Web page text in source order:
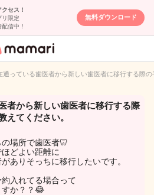
セス！
リ限定
信中！
無料ダウンロード
専用匿名QA
通っている歯医者から新しい歯医者に移行する際
者から新しい歯医者に移行する際
えてください。
場所で歯医者🦷
どよい距離に
ありそっちに移行したいです。
入れてる場合って
すか？？😂